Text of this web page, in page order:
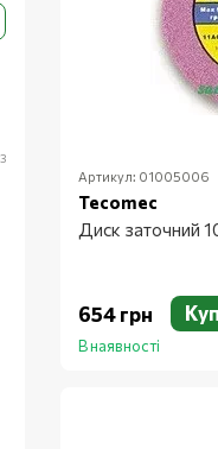
Артикул: 01005006
Tecomec
Диск заточний
654 грн
В наявності
3